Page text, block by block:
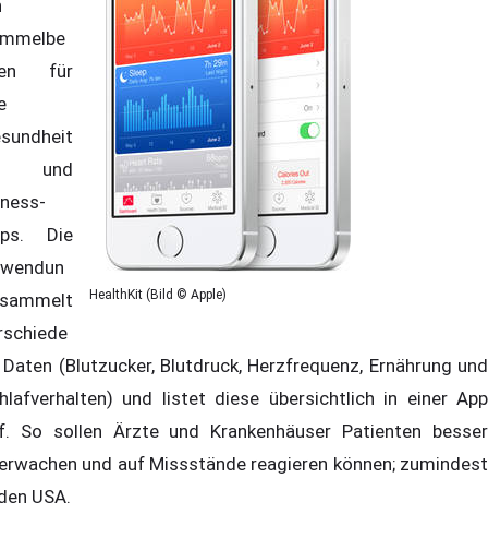
HealthKit (Bild © Apple)
für
und
Die
(Blutzucker, Blutdruck, Herzfrequenz, Ernährung und
und listet diese übersichtlich in einer App
So sollen Ärzte und Krankenhäuser Patienten besser
und auf Missstände reagieren können; zumindest
USA.